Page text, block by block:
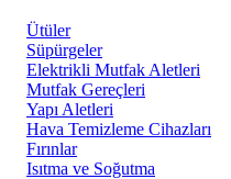
Ütüler
Süpürgeler
Elektrikli Mutfak Aletleri
Mutfak Gereçleri
Yapı Aletleri
Hava Temizleme Cihazları
Fırınlar
Isıtma ve Soğutma